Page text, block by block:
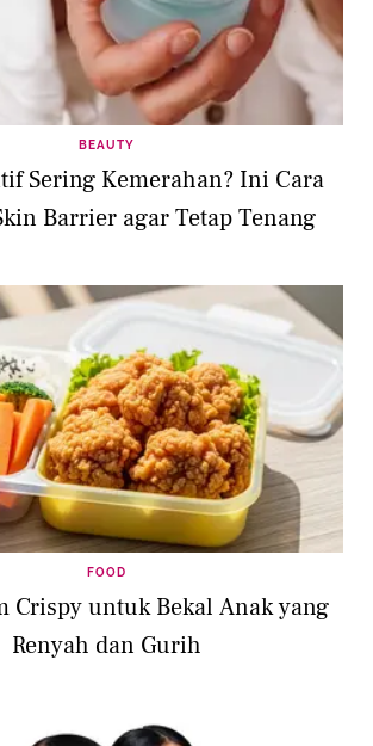
BEAUTY
Sering Kemerahan? Ini Cara
Barrier agar Tetap Tenang
FOOD
Crispy untuk Bekal Anak yang
Renyah dan Gurih